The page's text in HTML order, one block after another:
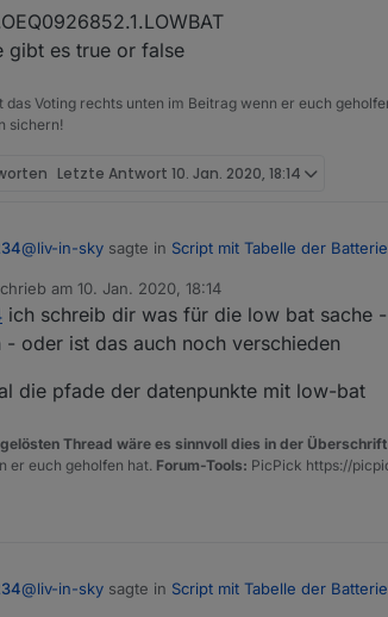
gibt es true or false
das Voting rechts unten im Beitrag wenn er euch
sichern!
Letzte Antwort 10. Jan. 2020, 18:14
@liv-in-sky sagte in Script mit Tabelle der
@sigi234 ok die haben low-bat - da müßten
Es gibt auch ein Skript für Low Bat, aber wie
hm-rpc.1.OEQ0926852.1.LOWBAT
am 10. Jan. 2020, 18:14
editiert von
ich schreib dir was für die low bat sache
- oder ist das auch noch verschieden
die pfade der datenpunkte mit low-bat
Thread wäre es sinnvoll dies in der
er euch geholfen hat. Forum-Tools: PicPick https://
@liv-in-sky sagte in Script mit Tabelle der